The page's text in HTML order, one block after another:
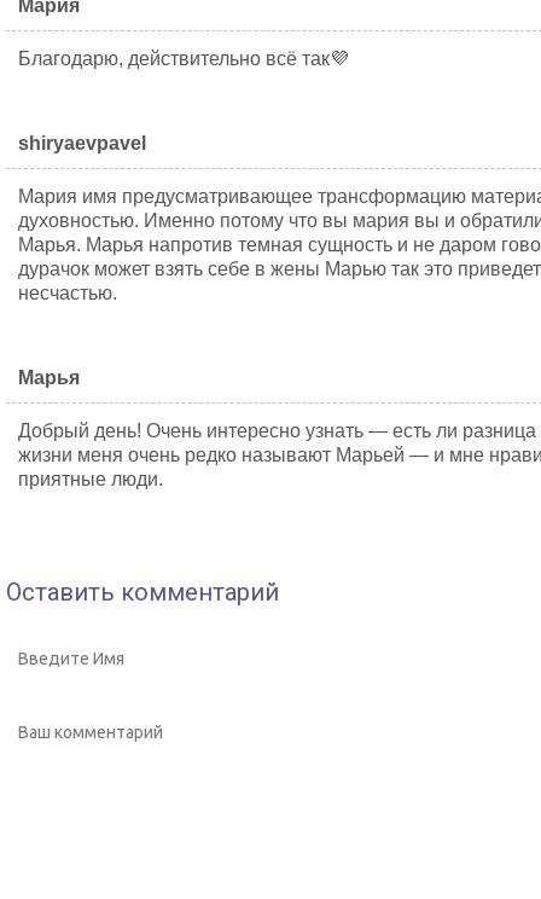
Мария
Благодарю, действительно всё так💜
shiryaevpavel
Мария имя предусматривающее трансформацию
духовностью. Именно потому что вы мария вы и
Марья. Марья напротив темная сущность и не даром
дурачок может взять себе в жены Марью так это
несчастью.
Марья
Добрый день! Очень интересно узнать — есть ли
жизни меня очень редко называют Марьей — и мне
приятные люди.
Оставить комментарий